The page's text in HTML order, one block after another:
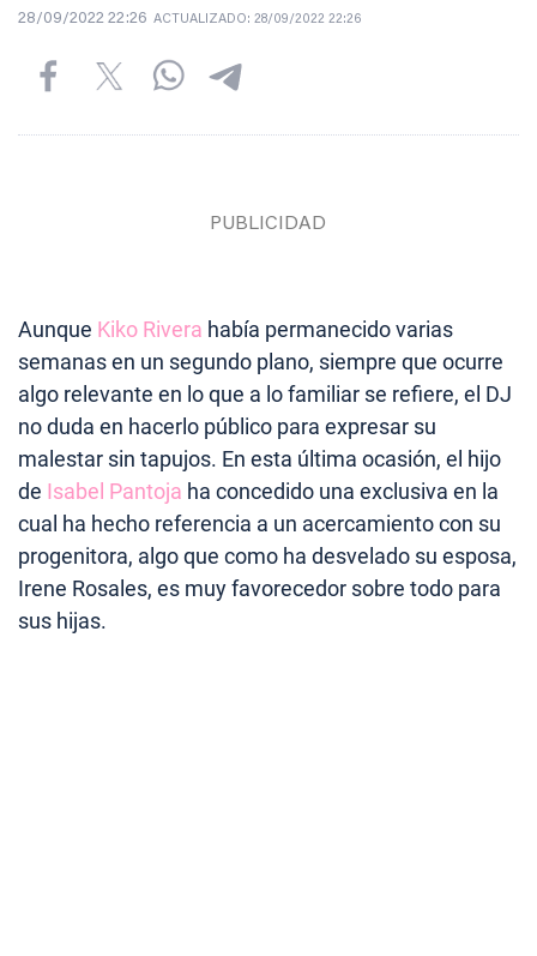
28/09/2022 22:26 ACTUALIZADO: 28/09/2022 22:26
Aunque Kiko Rivera había permanecido varias
semanas en un segundo plano, siempre que ocurre
algo relevante en lo que a lo familiar se refiere, el DJ
no duda en hacerlo público para expresar su
malestar sin tapujos. En esta última ocasión, el hijo
de Isabel Pantoja ha concedido una exclusiva en la
cual ha hecho referencia a un acercamiento con su
progenitora, algo que como ha desvelado su esposa,
Irene Rosales, es muy favorecedor sobre todo para
sus hijas.